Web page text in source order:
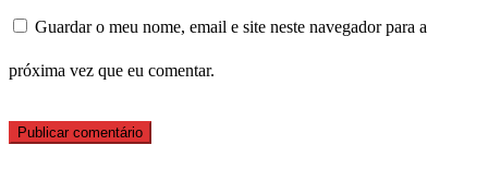
Guardar o meu nome, email e site neste navegador para a
próxima vez que eu comentar.